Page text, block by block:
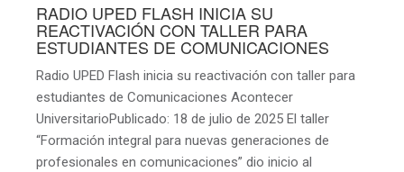
RADIO UPED FLASH INICIA SU
REACTIVACIÓN CON TALLER PARA
ESTUDIANTES DE COMUNICACIONES
Radio UPED Flash inicia su reactivación con taller para
estudiantes de Comunicaciones Acontecer
UniversitarioPublicado: 18 de julio de 2025 El taller
“Formación integral para nuevas generaciones de
profesionales en comunicaciones” dio inicio al